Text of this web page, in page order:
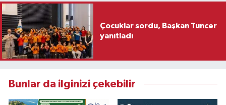
Çocuklar sordu, Başkan Tuncer
yanıtladı
Bunlar da ilginizi çekebilir